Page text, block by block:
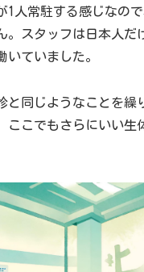
1人常駐する感じなの
。スタッフは日本人だ
いていました。
と同じようなことを繰
ここでもさらにいい生